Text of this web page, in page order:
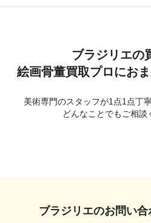
ブラジリエの
絵画骨董買取プロにおま
美術専門のスタッフが1点1点丁
どんなことでもご相談
ブラジリエのお問い